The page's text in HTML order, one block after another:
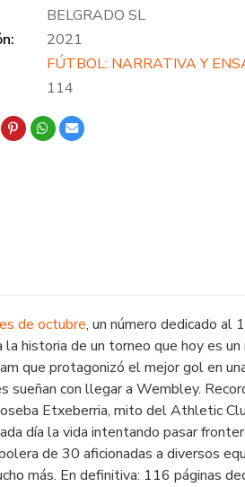
BELGRADO SL
2021
FÚTBOL: NARRATIVA Y
114
de octubre, un número dedicado al
historia de un torneo que hoy es
que protagonizó el mejor gol en
sueñan con llegar a Wembley.
Etxeberria, mito del Athletic
día la vida intentando pasar
de 30 aficionadas a diversos
más. En definitiva: 116 páginas